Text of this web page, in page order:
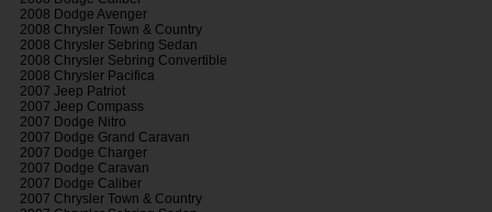
2008 Dodge Avenger
2008 Chrysler Town & Country
2008 Chrysler Sebring Sedan
2008 Chrysler Sebring Convertible
2008 Chrysler Pacifica
2007 Jeep Patriot
2007 Jeep Compass
2007 Dodge Nitro
2007 Dodge Grand Caravan
2007 Dodge Charger
2007 Dodge Caravan
2007 Dodge Caliber
2007 Chrysler Town & Country